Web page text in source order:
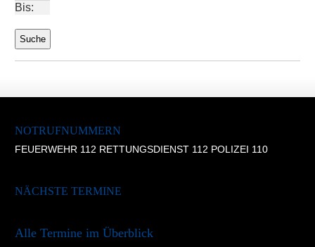
Bis:
NOTRUFNUMMERN
FEUERWEHR 112 RETTUNGSDIENST 112 POLIZEI 110
NÄCHSTE TERMINE
Alle Termine im Überblick